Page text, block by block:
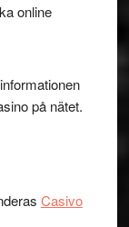
online
på nätet.
Casivo